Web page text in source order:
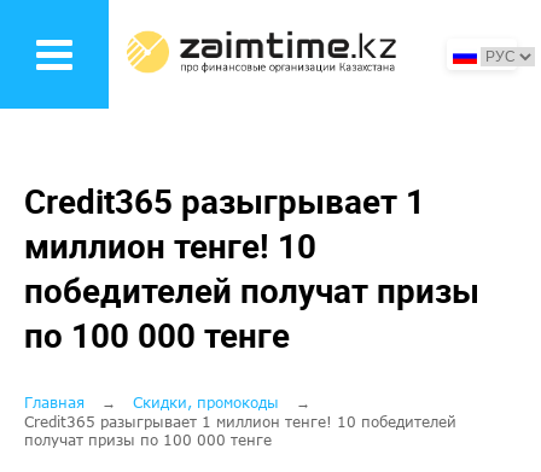
основному
Credit365 разыгрывает 1
миллион тенге! 10
победителей получат призы
по 100 000 тенге
Строка
навигации
Главная
Скидки, промокоды
Credit365 разыгрывает 1 миллион тенге! 10 победителей
получат призы по 100 000 тенге